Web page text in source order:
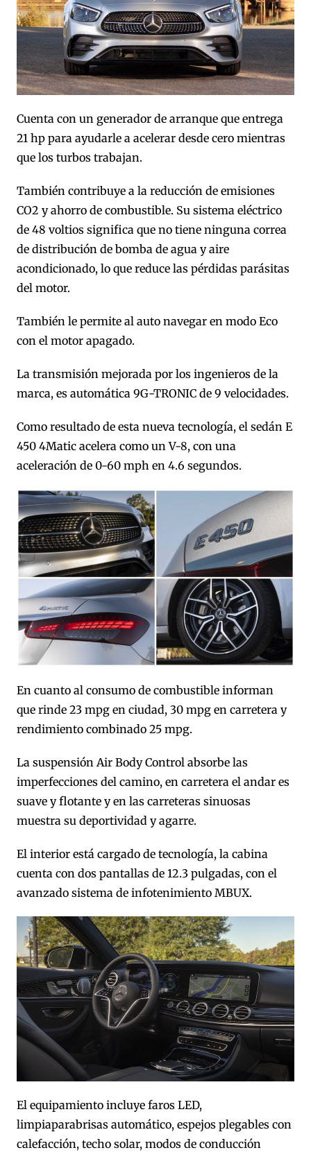
Cuenta con un generador de arranque que entrega
21 hp para ayudarle a acelerar desde cero mientras
que los turbos trabajan.
También contribuye a la reducción de emisiones
CO2 y ahorro de combustible. Su sistema eléctrico
de 48 voltios significa que no tiene ninguna correa
de distribución de bomba de agua y aire
acondicionado, lo que reduce las pérdidas parásitas
del motor.
También le permite al auto navegar en modo Eco
con el motor apagado.
La transmisión mejorada por los ingenieros de la
marca, es automática 9G-TRONIC de 9 velocidades.
Como resultado de esta nueva tecnología, el sedán E
450 4Matic acelera como un V-8, con una
aceleración de 0-60 mph en 4.6 segundos.
En cuanto al consumo de combustible informan
que rinde 23 mpg en ciudad, 30 mpg en carretera y
rendimiento combinado 25 mpg.
La suspensión Air Body Control absorbe las
imperfecciones del camino, en carretera el andar es
suave y flotante y en las carreteras sinuosas
muestra su deportividad y agarre.
El interior está cargado de tecnología, la cabina
cuenta con dos pantallas de 12.3 pulgadas, con el
avanzado sistema de infotenimiento MBUX.
El equipamiento incluye faros LED,
limpiaparabrisas automático, espejos plegables con
calefacción, techo solar, modos de conducción